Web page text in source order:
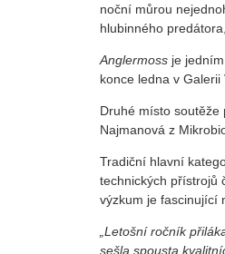
noční můrou
hlubinného
Anglermoss je
konce ledna v
Druhé místo soutěže
Najmanová z
Tradiční hlavní
technických přístrojů
výzkum je fascinující
„Letošní ročník
sešla spousta